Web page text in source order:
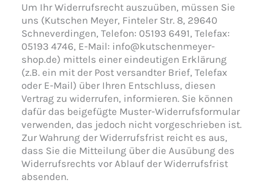
Um Ihr Widerrufsrecht auszuüben, müssen Sie
uns (Kutschen Meyer, Finteler Str. 8, 29640
Schneverdingen, Telefon: 05193 6491, Telefax:
05193 4746, E-Mail: info@kutschenmeyer-
shop.de) mittels einer eindeutigen Erklärung
(z.B. ein mit der Post versandter Brief, Telefax
oder E-Mail) über Ihren Entschluss, diesen
Vertrag zu widerrufen, informieren. Sie können
dafür das beigefügte Muster-Widerrufsformular
verwenden, das jedoch nicht vorgeschrieben ist.
Zur Wahrung der Widerrufsfrist reicht es aus,
dass Sie die Mitteilung über die Ausübung des
Widerrufsrechts vor Ablauf der Widerrufsfrist
absenden.